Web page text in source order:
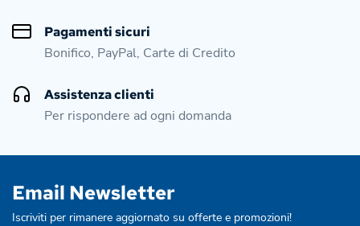
Pagamenti sicuri
Bonifico, PayPal, Carte di Credito
Assistenza clienti
Per rispondere ad ogni domanda
Email Newsletter
Iscriviti per rimanere aggiornato su offerte e promozioni!